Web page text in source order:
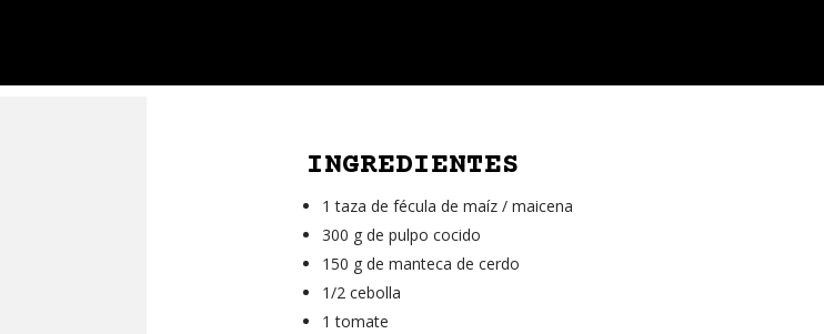
INGREDIENTES
1 taza de fécula de maíz / maicena
300 g de pulpo cocido
150 g de manteca de cerdo
1/2 cebolla
1 tomate